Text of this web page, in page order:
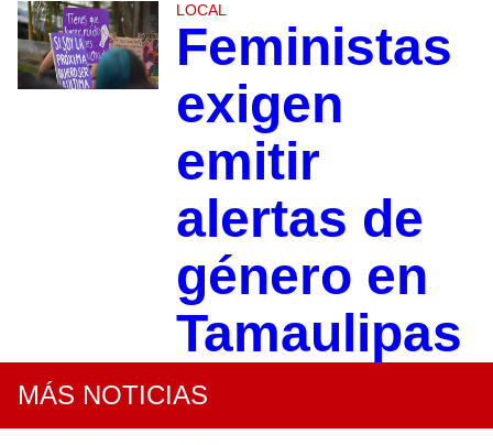
LOCAL
Feministas
exigen
emitir
alertas de
género en
Tamaulipas
MÁS NOTICIAS